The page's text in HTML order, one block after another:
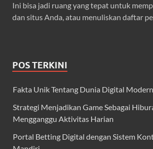
Ini bisa jadi ruang yang tepat untuk
dan situs Anda, atau menuliskan daftar
POS TERKINI
Fakta Unik Tentang Dunia Digital Modern
Strategi Menjadikan Game Sebagai
Mengganggu Aktivitas Harian
Portal Betting Digital dengan Sistem